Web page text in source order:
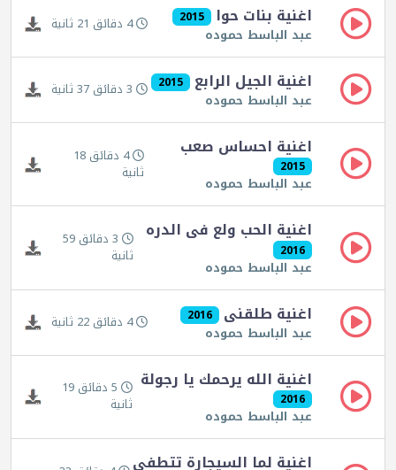
اغنية بنات حوا 2015
عبد الباسط حموده 4 دقائق 21 ثانية
اغنية الجيل الرابع 2015
عبد الباسط حموده 3 دقائق 37 ثانية
اغنية احساس صعب
2015
عبد الباسط حموده
4 دقائق 18
ثانية
اغنية الحب ولع فى الدره
2016
عبد الباسط حموده
3 دقائق 59
ثانية
اغنية طلقنى 2016
عبد الباسط حموده 4 دقائق 22 ثانية
اغنية الله يرحمك يا رجولة
2016
عبد الباسط حموده
5 دقائق 19
ثانية
اغنية لما السيجارة تتطفي